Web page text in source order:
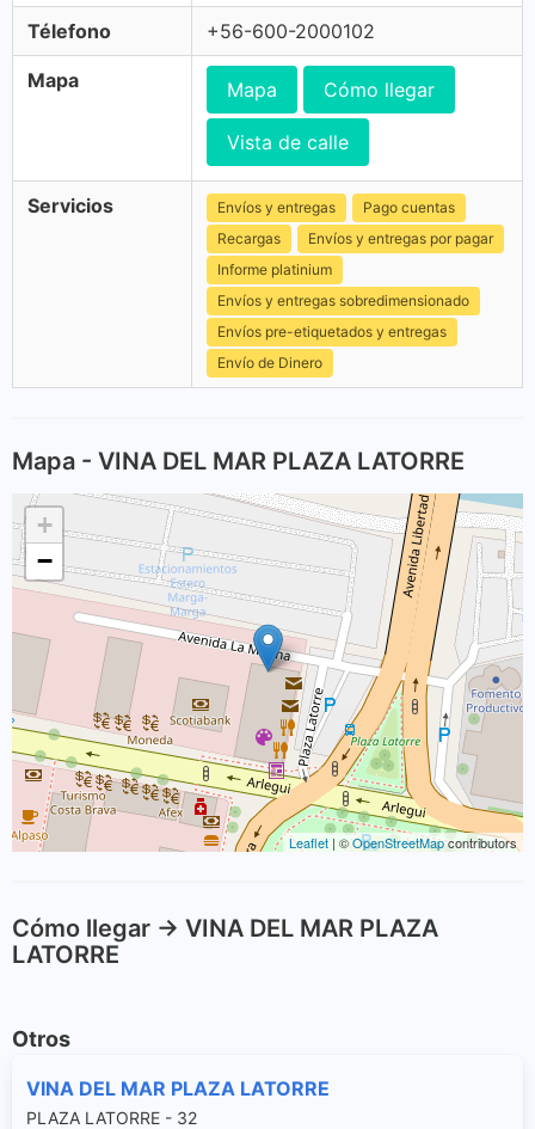
Télefono +56-600-2000102
Mapa Mapa Cómo llegar
Vista de calle
Servicios Envíos y entregas
Pago cuentas
Recargas
Envíos y entregas por pagar
Informe platinium
Envíos y entregas sobredimensionado
Envíos pre-etiquetados y entregas
Envío de Dinero
Mapa - VINA DEL MAR PLAZA LATORRE
+
−
Leaflet | ©OpenStreetMapcontributors
Cómo llegar -> VINA DEL MAR PLAZA
LATORRE
Otros
VINA DEL MAR PLAZA LATORRE
PLAZA LATORRE - 32